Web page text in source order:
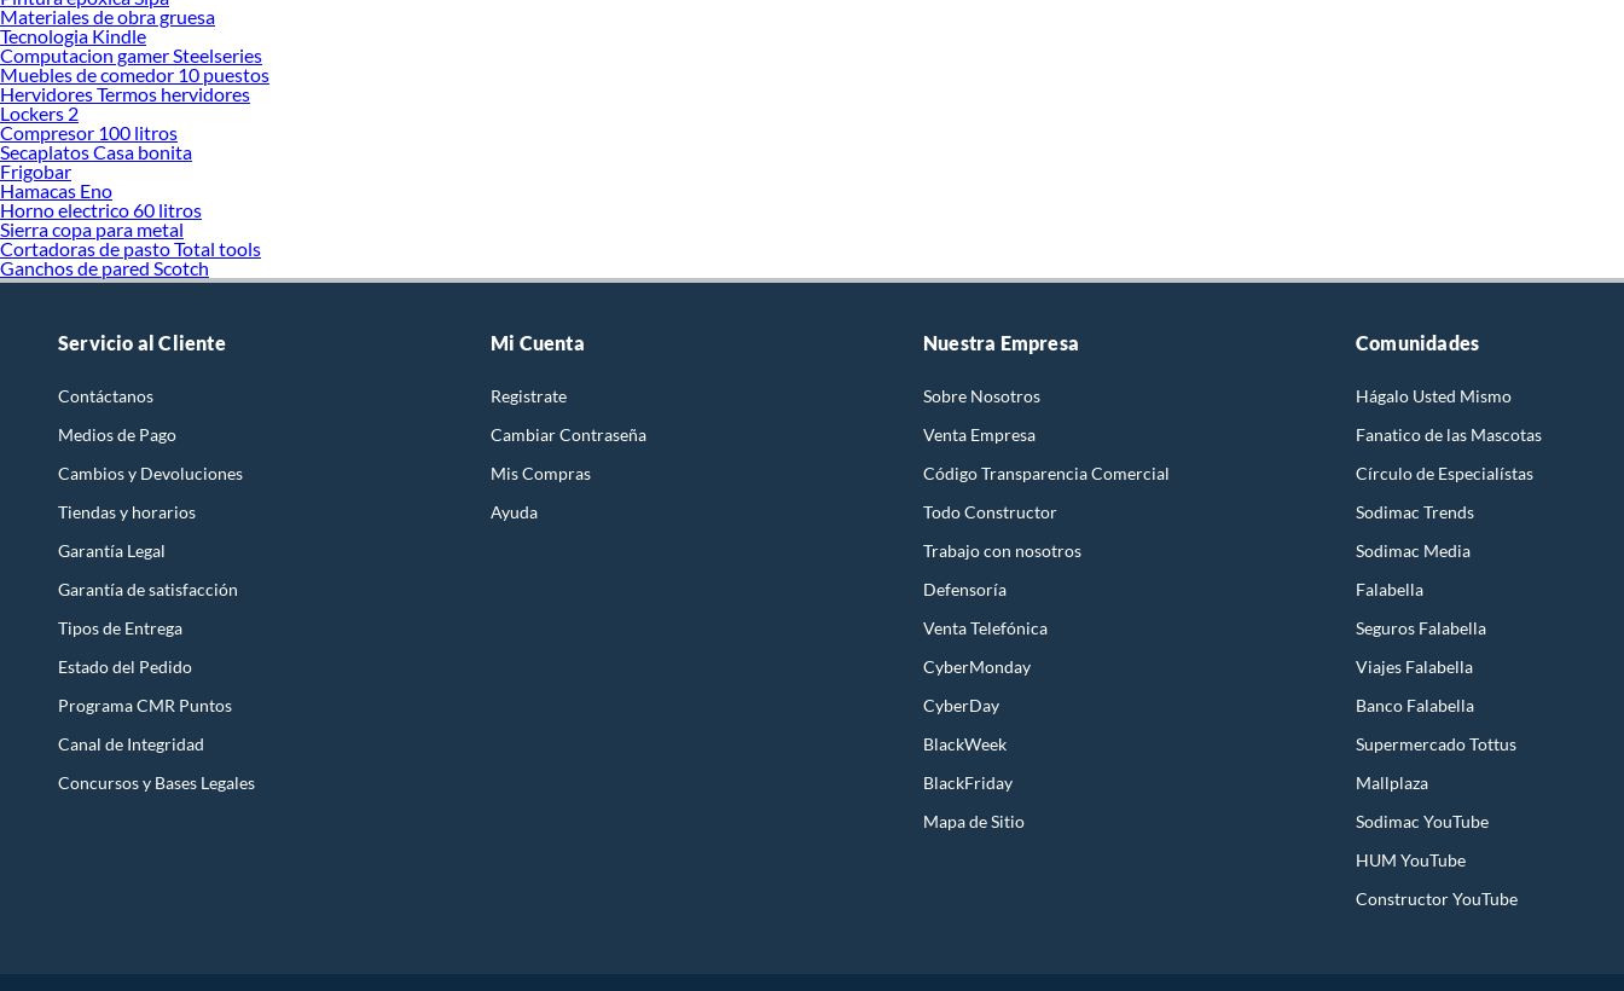
Materiales de obra gruesa
Tecnologia Kindle
Computacion gamer Steelseries
Muebles de comedor 10 puestos
Hervidores Termos hervidores
Lockers 2
Compresor 100 litros
Secaplatos Casa bonita
Frigobar
Hamacas Eno
Horno electrico 60 litros
Sierra copa para metal
Cortadoras de pasto Total tools
Ganchos de pared Scotch
Servicio al Cliente
Contáctanos
Medios de Pago
Cambios y Devoluciones
Tiendas y horarios
Garantía Legal
Garantía de satisfacción
Tipos de Entrega
Estado del Pedido
Programa CMR Puntos
Canal de Integridad
Concursos y Bases Legales
Mi Cuenta
Registrate
Cambiar Contraseña
Mis Compras
Ayuda
Nuestra Empresa
Sobre Nosotros
Venta Empresa
Código Transparencia Comercial
Todo Constructor
Trabajo con nosotros
Defensoría
Venta Telefónica
CyberMonday
CyberDay
BlackWeek
BlackFriday
Mapa de Sitio
Comunidades
Hágalo Usted Mismo
Fanatico de las Mascotas
Círculo de Especialístas
Sodimac Trends
Sodimac Media
Falabella
Seguros Falabella
Viajes Falabella
Banco Falabella
Supermercado Tottus
Mallplaza
Sodimac YouTube
HUM YouTube
Constructor YouTube